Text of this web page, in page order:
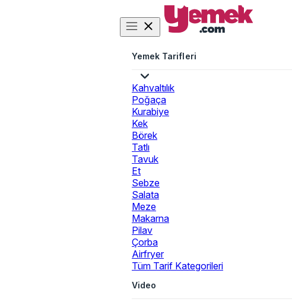
Yemek Tarifleri
Kahvaltılık
Poğaça
Kurabiye
Kek
Börek
Tatlı
Tavuk
Et
Sebze
Salata
Meze
Makarna
Pilav
Çorba
Airfryer
Tüm Tarif Kategorileri
Video